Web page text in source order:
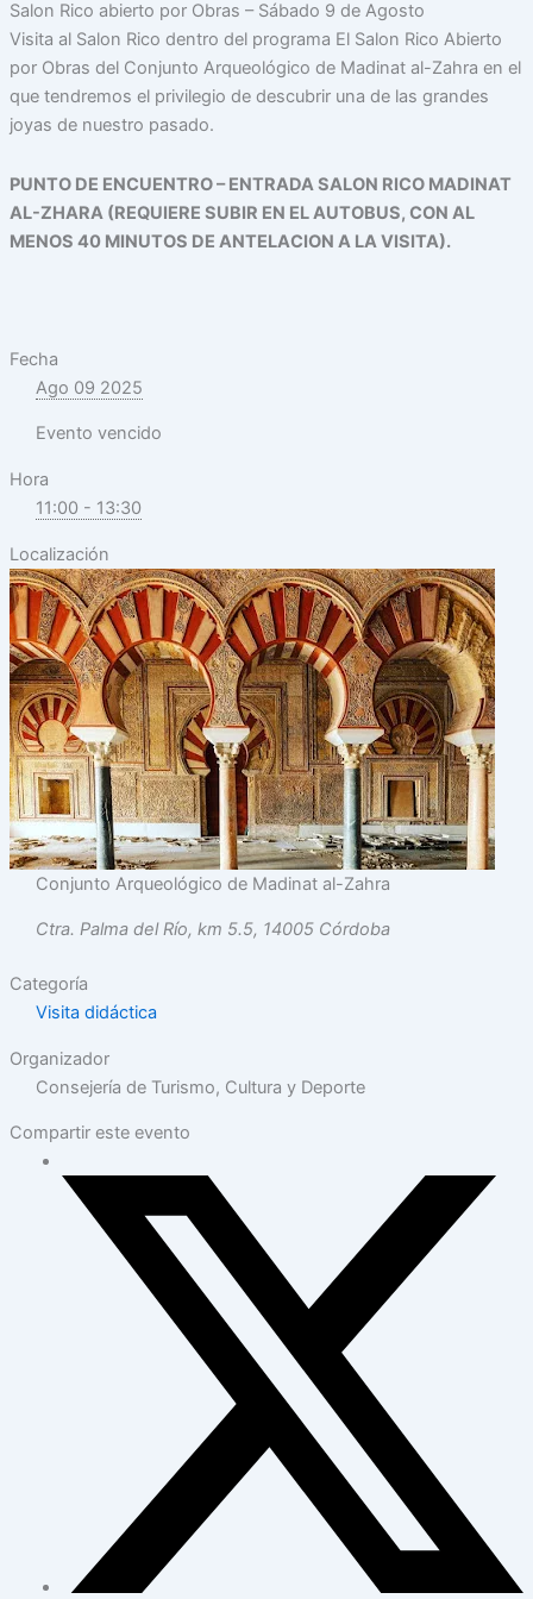
Salon Rico abierto por Obras – Sábado 9 de Agosto
Visita al Salon Rico dentro del programa El Salon Rico Abierto
por Obras del Conjunto Arqueológico de Madinat al-Zahra en el
que tendremos el privilegio de descubrir una de las grandes
joyas de nuestro pasado.
PUNTO DE ENCUENTRO – ENTRADA SALON RICO MADINAT
AL-ZHARA (REQUIERE SUBIR EN EL AUTOBUS, CON AL
MENOS 40 MINUTOS DE ANTELACION A LA VISITA).
Fecha
Ago 09 2025
Evento vencido
Hora
11:00 - 13:30
Localización
Conjunto Arqueológico de Madinat al-Zahra
Ctra. Palma del Río, km 5.5, 14005 Córdoba
Categoría
Visita didáctica
Organizador
Consejería de Turismo, Cultura y Deporte
Compartir este evento